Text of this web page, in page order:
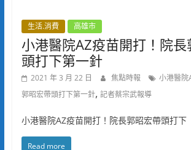
生活.消費 高雄市
小港醫院AZ疫苗開打！院長
頭打下第一針
2021 年 3 月 22 日 焦點時報
小港醫院
郭昭宏帶頭打下第一針, 記者蔡宗武報導
小港醫院AZ疫苗開打！院長郭昭宏帶頭打下
Read more